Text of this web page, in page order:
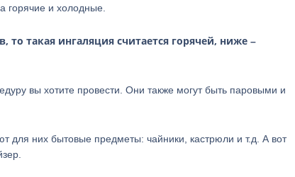
горячие и холодные.
то такая ингаляция считается горячей, ниже –
вы хотите провести. Они также могут быть паровыми и
для них бытовые предметы: чайники, кастрюли и т.д. А вот